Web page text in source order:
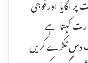
کہتا ہے
دس ٹکڑے کریں